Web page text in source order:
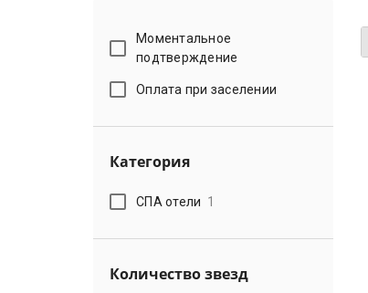
Моментальное
подтверждение
Оплата при заселении
Категория
СПА отели 1
Количество звезд